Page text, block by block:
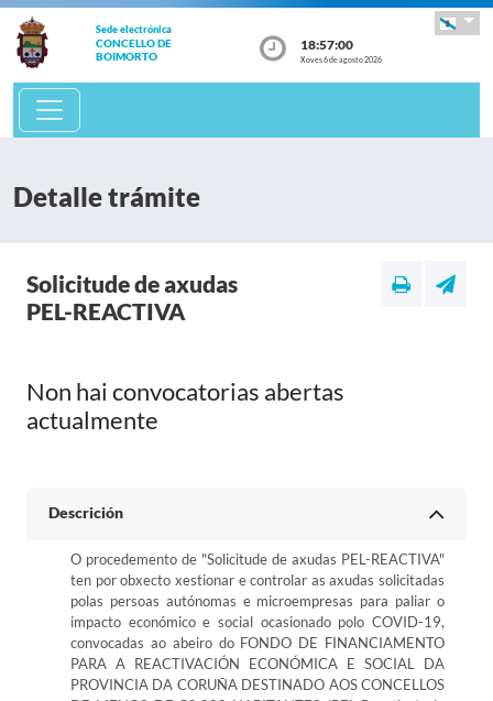
Sede electrónica
CONCELLO DE
BOIMORTO
18:57:00
Xoves 6 de agosto 2026
Detalle trámite
Solicitude de axudas
PEL-REACTIVA
Non hai convocatorias abertas
actualmente
Descrición
O procedemento de "Solicitude de axudas PEL-REACTIVA"
ten por obxecto xestionar e controlar as axudas solicitadas
polas persoas autónomas e microempresas para paliar o
impacto económico e social ocasionado polo COVID-19,
convocadas ao abeiro do FONDO DE FINANCIAMENTO
PARA A REACTIVACIÓN ECONÓMICA E SOCIAL DA
PROVINCIA DA CORUÑA DESTINADO AOS CONCELLOS